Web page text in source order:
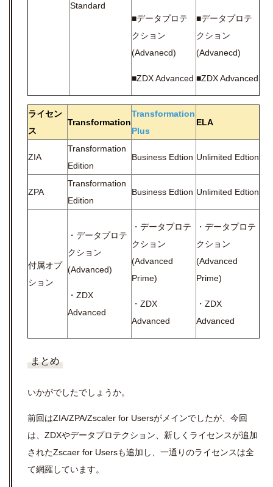
Standard
■データプロテ
クション
(Advanecd)
■ZDX Advanced
■データプロテ
クション
(Advanecd)
■ZDX Advanced
ライセン
ス
Transformation
Transformation
Plus
ELA
ZIA
Transformation
Edition
Business Edtion Unlimited Edtion
ZPA
Transformation
Edition
Business Edtion Unlimited Edtion
付属オプ
ション
・データプロテ
クション
(Advanced)
・ZDX
Advanced
・データプロテ
クション
(Advanced
Prime)
・ZDX
Advanced
・データプロテ
クション
(Advanced
Prime)
・ZDX
Advanced
まとめ
いかがでしたでしょうか。
前回はZIA/ZPA/Zscaler for Usersがメインでしたが、今回
は、ZDXやデータプロテクション、新しくライセンスが追加
されたZscaer for Usersも追加し、一通りのライセンスは全
て網羅しています。